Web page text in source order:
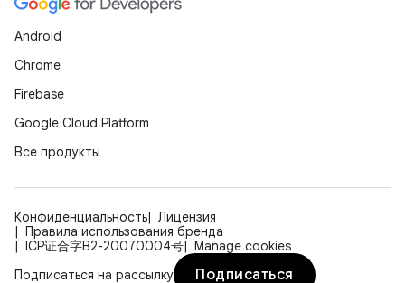
Android
Chrome
Firebase
Google Cloud Platform
Все продукты
Конфиденциальность
Лицензия
Правила использования бренда
ICP证合字B2-20070004号
Manage cookies
Подписаться на рассылку
Подписаться